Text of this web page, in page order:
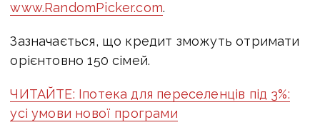
www.RandomPicker.com.
Зазначається, що кредит зможуть отримати
орієнтовно 150 сімей.
ЧИТАЙТЕ: Іпотека для переселенців під 3%:
усі умови нової програми